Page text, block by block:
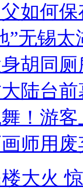
如何
”无锡
胡同
陆台
！游客
师用
楼大火